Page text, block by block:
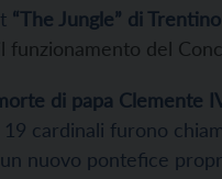
“The Jungle” di
funzionamento del
di papa Clemente
19 cardinali furono
nuovo pontefice